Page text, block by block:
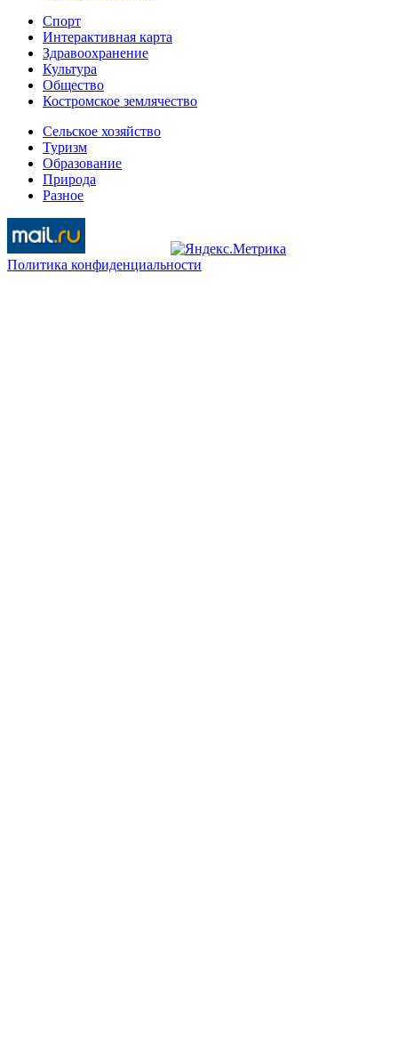
Спорт
Интерактивная карта
Здравоохранение
Культура
Общество
Костромское землячество
Сельское хозяйство
Туризм
Образование
Природа
Разное
Политика конфиденциальности